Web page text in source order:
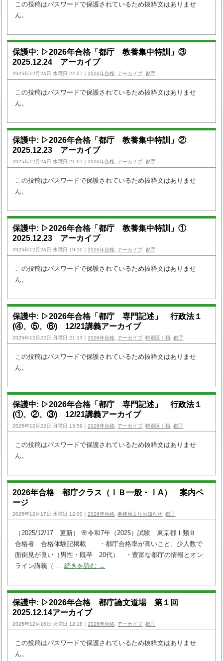
この投稿はパスワードで保護されているため抜粋文はありませ
ん。
保護中: ▷2026年合格「都庁 教養集中特訓」③
2025.12.24 アーカイブ
2025年12月24日 水曜日 22:27｜2026年合格, アーカイブ,都庁
この投稿はパスワードで保護されているため抜粋文はありませ
ん。
保護中: ▷2026年合格「都庁 教養集中特訓」②
2025.12.23 アーカイブ
2025年12月24日 水曜日 21:07｜2026年合格, アーカイブ,都庁
この投稿はパスワードで保護されているため抜粋文はありませ
ん。
保護中: ▷2026年合格「都庁 教養集中特訓」①
2025.12.23 アーカイブ
2025年12月24日 水曜日 19:10｜2026年合格, アーカイブ,都庁
この投稿はパスワードで保護されているため抜粋文はありませ
ん。
保護中: ▷2026年合格「都庁 専門記述」 行政法１
(④、⑤、⑥) 12/21講義アーカイブ
2025年12月22日 月曜日 21:13｜2026年合格, アーカイブ,特別区Ⅰ類,都庁
この投稿はパスワードで保護されているため抜粋文はありませ
ん。
保護中: ▷2026年合格「都庁 専門記述」 行政法１
(①、②、③) 12/21講義アーカイブ
2025年12月22日 月曜日 13:59｜2026年合格, アーカイブ,特別区Ⅰ類,都庁
この投稿はパスワードで保護されているため抜粋文はありませ
ん。
2026年合格 都庁クラス（ⅠＢ一般・ⅠA） 案内ペ
ージ
2025年12月17日 水曜日 12:00｜2026年合格,事務局よりお知らせ,都庁
（2025/12/17 更新） 🌸令和7年（2025）試験 東京都Ⅰ類Ｂ
合格者 合格体験記掲載 ・都庁合格率が高いこと、少人数で
面倒見が良い（男性・既卒 20代） ・豊富な都庁の情報とオン
ライン講義（ …続きを読む →
保護中: ▷2026年合格 都庁論文道場 第１回
2025.12.14アーカイブ
2025年12月16日 火曜日 12:18｜2026年合格, アーカイブ,都庁
この投稿はパスワードで保護されているため抜粋文はありませ
ん。